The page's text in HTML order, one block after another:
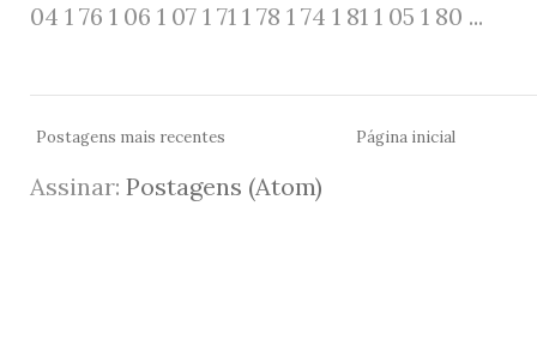
04 1 76 1 06 1 07 1 71 1 78 1 74 1 81 1 05 1 80 ...
Postagens mais recentes Página inicial
Assinar: Postagens (Atom)